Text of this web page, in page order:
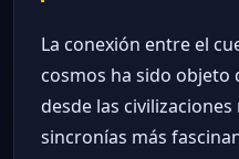
La conexión entre el
cosmos ha sido objeto
desde las
sincronías más